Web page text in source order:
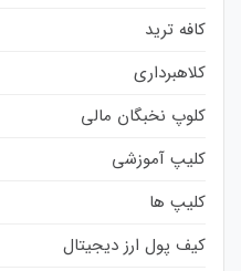
کافه ترید
کلاهبرداری
کلوپ نخبگان مالی
کلیپ آموزشی
کلیپ ها
کیف پول ارز دیجیتال